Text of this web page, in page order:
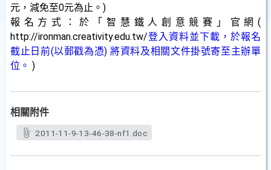
元，減免至0元為止。)
報名方式：於「智慧鐵人創意競賽」官網(
http://ironman.creativity.edu.tw/登入資料並下載，於報名
截止日前(以郵戳為憑) 將資料及相關文件掛號寄至主辦單
位。 )
相關附件
2011-11-9-13-46-38-nf1.doc